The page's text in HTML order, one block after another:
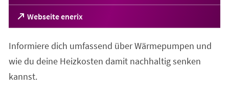
Webseite enerix
(Öffnet
in
neuen
Tab)
Informiere dich umfassend über Wärmepumpen und
wie du deine Heizkosten damit nachhaltig senken
kannst.